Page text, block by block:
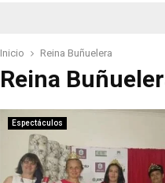
Inicio Reina Buñuelera
Reina
Espectáculos